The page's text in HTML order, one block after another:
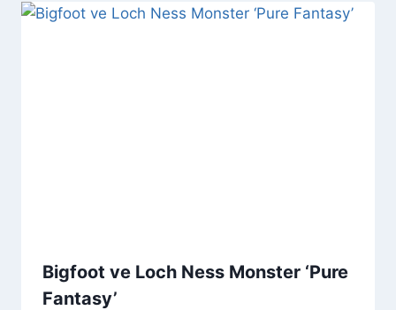
Bigfoot ve Loch Ness Monster ‘Pure
Fantasy’